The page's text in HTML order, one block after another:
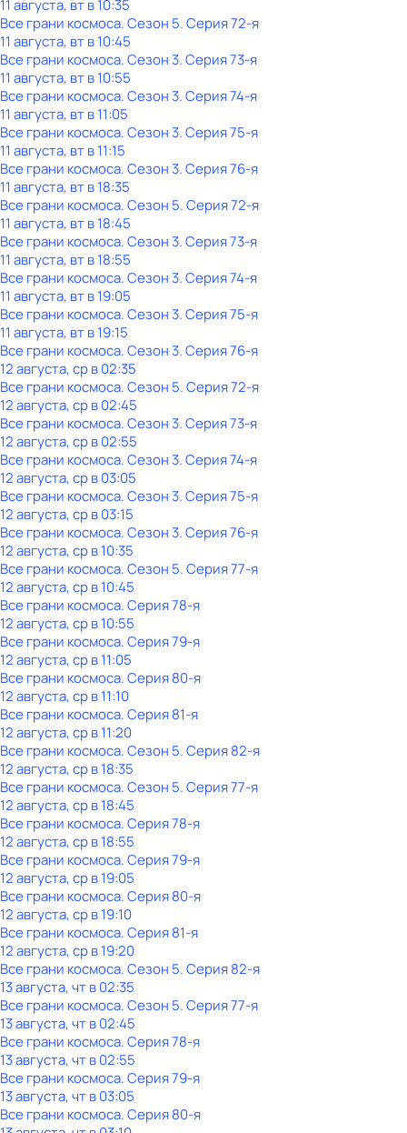
11 августа, вт в 10:35
Все грани космоса. Сезон 5. Серия 72-я
11 августа, вт в 10:45
Все грани космоса. Сезон 3. Серия 73-я
11 августа, вт в 10:55
Все грани космоса. Сезон 3. Серия 74-я
11 августа, вт в 11:05
Все грани космоса. Сезон 3. Серия 75-я
11 августа, вт в 11:15
Все грани космоса. Сезон 3. Серия 76-я
11 августа, вт в 18:35
Все грани космоса. Сезон 5. Серия 72-я
11 августа, вт в 18:45
Все грани космоса. Сезон 3. Серия 73-я
11 августа, вт в 18:55
Все грани космоса. Сезон 3. Серия 74-я
11 августа, вт в 19:05
Все грани космоса. Сезон 3. Серия 75-я
11 августа, вт в 19:15
Все грани космоса. Сезон 3. Серия 76-я
12 августа, ср в 02:35
Все грани космоса. Сезон 5. Серия 72-я
12 августа, ср в 02:45
Все грани космоса. Сезон 3. Серия 73-я
12 августа, ср в 02:55
Все грани космоса. Сезон 3. Серия 74-я
12 августа, ср в 03:05
Все грани космоса. Сезон 3. Серия 75-я
12 августа, ср в 03:15
Все грани космоса. Сезон 3. Серия 76-я
12 августа, ср в 10:35
Все грани космоса. Сезон 5. Серия 77-я
12 августа, ср в 10:45
Все грани космоса. Серия 78-я
12 августа, ср в 10:55
Все грани космоса. Серия 79-я
12 августа, ср в 11:05
Все грани космоса. Серия 80-я
12 августа, ср в 11:10
Все грани космоса. Серия 81-я
12 августа, ср в 11:20
Все грани космоса. Сезон 5. Серия 82-я
12 августа, ср в 18:35
Все грани космоса. Сезон 5. Серия 77-я
12 августа, ср в 18:45
Все грани космоса. Серия 78-я
12 августа, ср в 18:55
Все грани космоса. Серия 79-я
12 августа, ср в 19:05
Все грани космоса. Серия 80-я
12 августа, ср в 19:10
Все грани космоса. Серия 81-я
12 августа, ср в 19:20
Все грани космоса. Сезон 5. Серия 82-я
13 августа, чт в 02:35
Все грани космоса. Сезон 5. Серия 77-я
13 августа, чт в 02:45
Все грани космоса. Серия 78-я
13 августа, чт в 02:55
Все грани космоса. Серия 79-я
13 августа, чт в 03:05
Все грани космоса. Серия 80-я